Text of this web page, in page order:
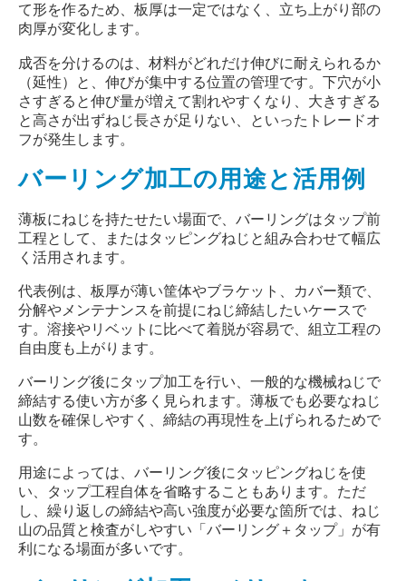
て形を作るため、板厚は一定ではなく、立ち上がり部の
肉厚が変化します。
成否を分けるのは、材料がどれだけ伸びに耐えられるか
（延性）と、伸びが集中する位置の管理です。下穴が小
さすぎると伸び量が増えて割れやすくなり、大きすぎる
と高さが出ずねじ長さが足りない、といったトレードオ
フが発生します。
バーリング加工の用途と活用例
薄板にねじを持たせたい場面で、バーリングはタップ前
工程として、またはタッピングねじと組み合わせて幅広
く活用されます。
代表例は、板厚が薄い筐体やブラケット、カバー類で、
分解やメンテナンスを前提にねじ締結したいケースで
す。溶接やリベットに比べて着脱が容易で、組立工程の
自由度も上がります。
バーリング後にタップ加工を行い、一般的な機械ねじで
締結する使い方が多く見られます。薄板でも必要なねじ
山数を確保しやすく、締結の再現性を上げられるためで
す。
用途によっては、バーリング後にタッピングねじを使
い、タップ工程自体を省略することもあります。ただ
し、繰り返しの締結や高い強度が必要な箇所では、ねじ
山の品質と検査がしやすい「バーリング＋タップ」が有
利になる場面が多いです。